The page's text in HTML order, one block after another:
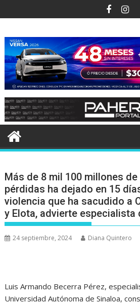
al
Más de 8 mil 100 millones
pérdidas ha dejado en 15
violencia que ha sacudido a
y Elota, advierte especialista
24 septiembre, 2024 Diana Quintero
Luis Armando Becerra Pérez,
Universidad Autónoma de Sinaloa,